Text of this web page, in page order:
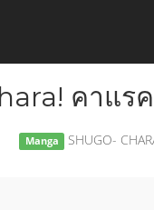
คาแร
Manga SHUGO-